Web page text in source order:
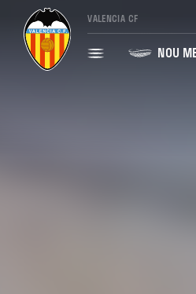
VALENCIA CF
NOU